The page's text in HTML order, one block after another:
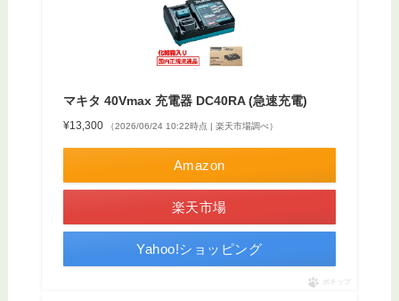
マキタ 40Vmax 充電器 DC40RA (急速充電)
¥13,300 （2026/06/24 10:22時点 | 楽天市場調べ）
Amazon
楽天市場
Yahoo!ショッピング
ポチップ